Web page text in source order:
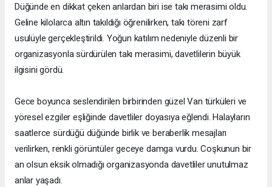
Düğünde en dikkat çeken anlardan biri ise takı merasimi oldu.
Geline kilolarca altın takıldığı öğrenilirken, takı töreni zarf
usulüyle gerçekleştirildi. Yoğun katılım nedeniyle düzenli bir
organizasyonla sürdürülen takı merasimi, davetlilerin büyük
ilgisini gördü.
Gece boyunca seslendirilen birbirinden güzel Van türküleri ve
yöresel ezgiler eşliğinde davetliler doyasıya eğlendi. Halayların
saatlerce sürdüğü düğünde birlik ve beraberlik mesajları
verilirken, renkli görüntüler geceye damga vurdu. Coşkunun bir
an olsun eksik olmadığı organizasyonda davetliler unutulmaz
anlar yaşadı.